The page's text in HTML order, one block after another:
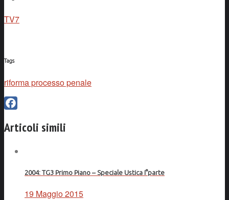
TV7
Tags
riforma processo penale
Articoli simili
2004: TG3 Primo Piano – Speciale Ustica I°parte
19 Maggio 2015